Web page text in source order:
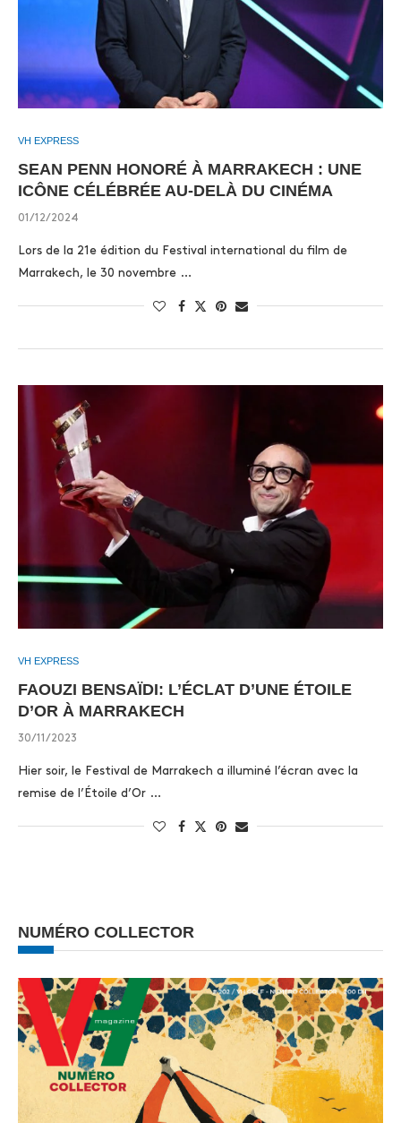
VH EXPRESS
SEAN PENN HONORÉ À MARRAKECH : UNE
ICÔNE CÉLÉBRÉE AU-DELÀ DU CINÉMA
01/12/2024
Lors de la 21e édition du Festival international du film de
Marrakech, le 30 novembre …
VH EXPRESS
FAOUZI BENSAÏDI: L’ÉCLAT D’UNE ÉTOILE
D’OR À MARRAKECH
30/11/2023
Hier soir, le Festival de Marrakech a illuminé l’écran avec la
remise de l’Étoile d’Or …
NUMÉRO COLLECTOR